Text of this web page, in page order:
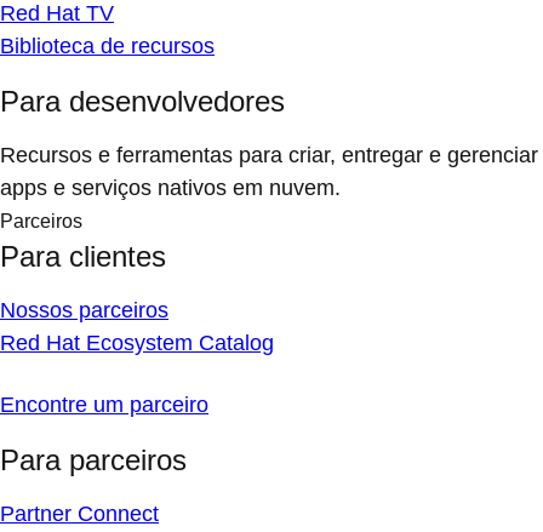
Red Hat TV
Biblioteca de recursos
Para desenvolvedores
Recursos e ferramentas para criar, entregar e gerenciar
apps e serviços nativos em nuvem.
Parceiros
Para clientes
Nossos parceiros
Red Hat Ecosystem Catalog
Encontre um parceiro
Para parceiros
Partner Connect